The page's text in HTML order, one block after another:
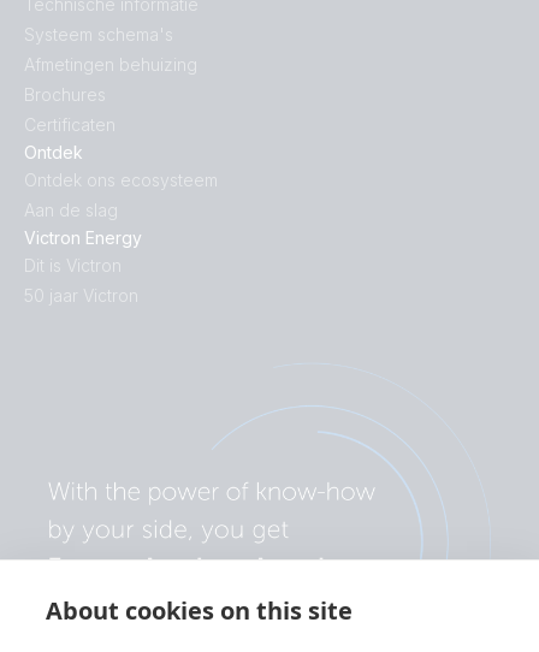
About cookies on this site
Ontdek
Ontdek ons ecosysteem
Aan de slag
Victron Energy
Dit is Victron
50 jaar Victron
Technische informatie
Systeem schema's
Afmetingen behuizing
Brochures
Certificaten